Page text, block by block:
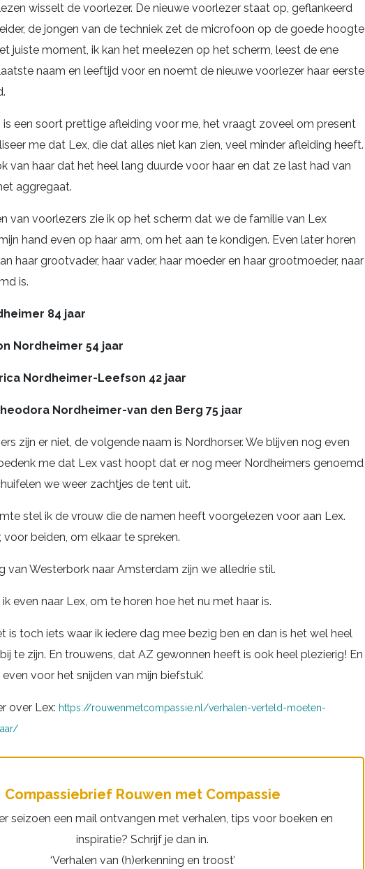
wisselt de voorlezer. De nieuwe voorlezer staat op, geflankeerd
de jongen van de techniek zet de microfoon op de goede hoogte
juiste moment, ik kan het meelezen op het scherm, leest de ene
naam en leeftijd voor en noemt de nieuwe voorlezer haar eerste
is een soort prettige afleiding voor me, het vraagt zoveel om present
me dat Lex, die dat alles niet kan zien, veel minder afleiding heeft.
van haar dat het heel lang duurde voor haar en dat ze last had van
aggregaat.
van voorlezers zie ik op het scherm dat we de familie van Lex
hand even op haar arm, om het aan te kondigen. Even later horen
haar grootvader, haar vader, haar moeder en haar grootmoeder, naar
is.
84 jaar
Nordheimer 54 jaar
Nordheimer-Leefson 42 jaar
Nordheimer-van den Berg 75 jaar
zijn er niet, de volgende naam is Nordhorser. We blijven nog even
me dat Lex vast hoopt dat er nog meer Nordheimers genoemd
we weer zachtjes de tent uit.
stel ik de vrouw die de namen heeft voorgelezen voor aan Lex.
voor beiden, om elkaar te spreken.
van Westerbork naar Amsterdam zijn we alledrie stil.
even naar Lex, om te horen hoe het nu met haar is.
is toch iets waar ik iedere dag mee bezig ben en dan is het wel heel
te zijn. En trouwens, dat AZ gewonnen heeft is ook heel plezierig! En
voor het snijden van mijn biefstuk’.
over Lex: https://rouwenmetcompassie.nl/verhalen-verteld-moeten-
Compassiebrief Rouwen met Compassie
seizoen een mail ontvangen met verhalen, tips voor boeken en
inspiratie? Schrijf je dan in.
‘Verhalen van (h)erkenning en troost’